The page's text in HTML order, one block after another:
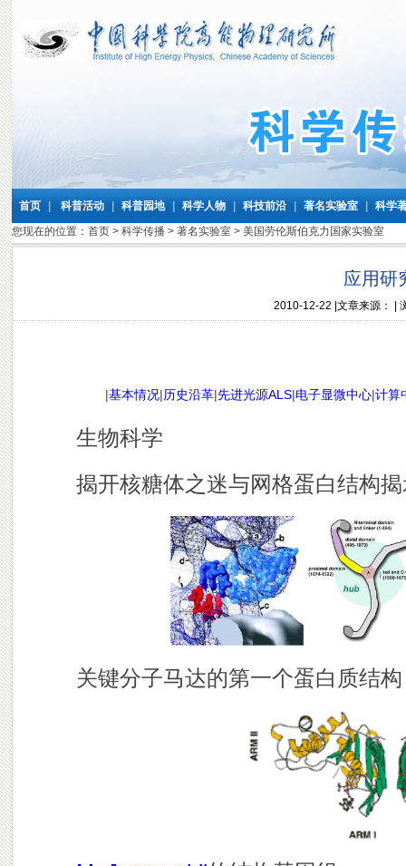
首页 科普活动 科普园地 科学人物 科技前沿 著名实验室
科学
您现在的位置： 首页> 科学传播> 著名实验室> 美国劳伦斯伯克力国家实验室
应用研
2010-12-22 |文章来源： |
|基本情况|历史沿革|先进光源ALS|电子显微中心|计算
生物科学
揭开核糖体之迷与网格蛋白结构
关键分子马达的第一个蛋白质结构